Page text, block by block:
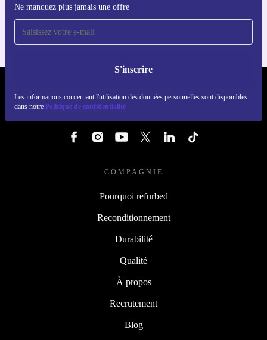
Ne manquez plus jamais une offre
S'inscrire
Les informations concernant l'utilisation des données personnelles sont disponibles
dans notre Politique de confidentialité
Pour iOS et Android
COMPAGNIE
Pourquoi refurbed
Reconditionnement
Durabilité
Qualité
À propos
Recrutement
Blog